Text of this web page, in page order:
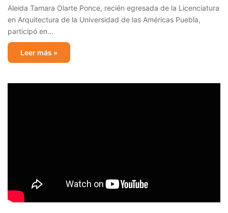
Aleida Tamara Olarte Ponce, recién egresada de la Licenciatura
en Arquitectura de la Universidad de las Américas Puebla,
participó en…
Leer más »